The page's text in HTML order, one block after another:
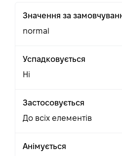
Значення за
normal
Успадковується
Ні
Застосовується
До всіх елементів
Анімується